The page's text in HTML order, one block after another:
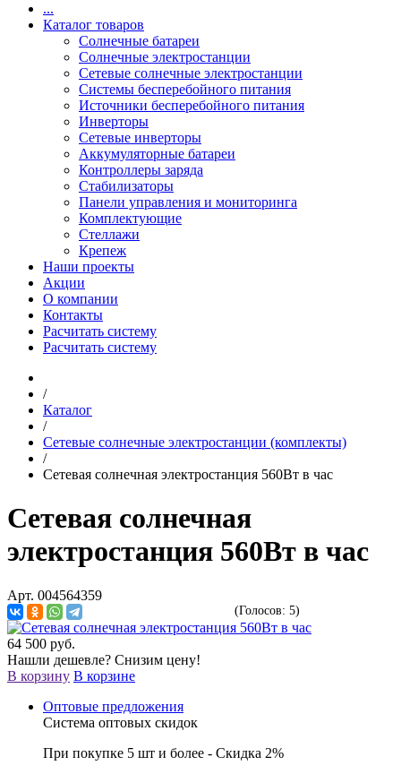
...
Каталог товаров
Солнечные батареи
Солнечные электростанции
Сетевые солнечные электростанции
Системы бесперебойного питания
Источники бесперебойного питания
Инверторы
Сетевые инверторы
Аккумуляторные батареи
Контроллеры заряда
Стабилизаторы
Панели управления и мониторинга
Комплектующие
Стеллажи
Крепеж
Наши проекты
Акции
О компании
Контакты
Расчитать систему
Расчитать систему
/
Каталог
/
Сетевые солнечные электростанции (комплекты)
/
Сетевая солнечная электростанция 560Вт в час
Сетевая солнечная
электростанция 560Вт в час
Арт. 004564359
(Голосов: 5)
64 500 руб.
Нашли дешевле? Снизим цену!
В корзину В корзине
Оптовые предложения
Система оптовых скидок
При покупке 5 шт и более - Скидка 2%